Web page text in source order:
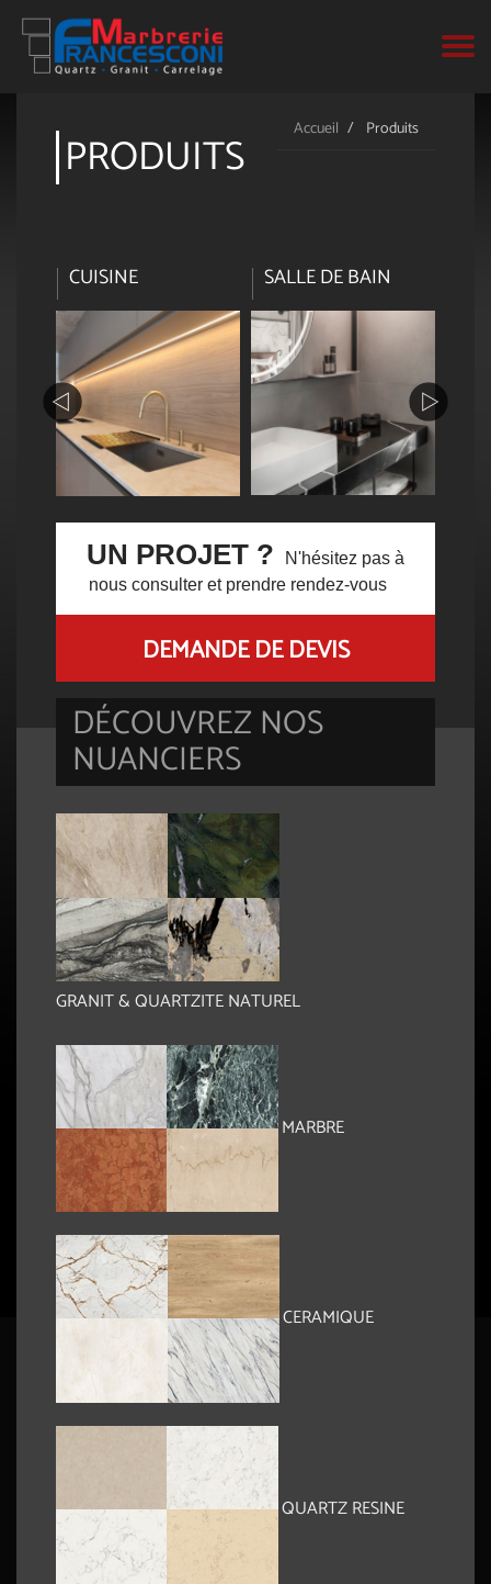
Accueil Produits
PRODUITS
CUISINE SALLE DE BAIN
UN PROJET ?
N'hésitez pas à
nous consulter et prendre rendez-vous
DEMANDE DE DEVIS
DÉCOUVREZ NOS
NUANCIERS
GRANIT & QUARTZITE NATUREL
MARBRE
CERAMIQUE
QUARTZ RESINE
Granit & quartzite naturel
Marbre
Présentation
Nos moyens techniques